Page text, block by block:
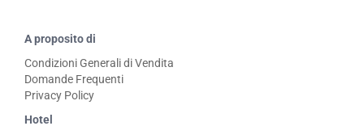
A proposito di
Condizioni Generali di Vendita
Domande Frequenti
Privacy Policy
Hotel